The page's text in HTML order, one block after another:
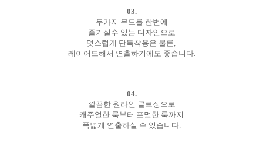
03.
두가지 무드를 한번에
즐기실수 있는 디자인으로
멋스럽게 단독착용은 물론,
레이어드해서 연출하기에도 좋습니다.
04.
깔끔한 원라인 클로징으로
캐주얼한 룩부터 포멀한 룩까지
폭넓게 연출하실 수 있습니다.